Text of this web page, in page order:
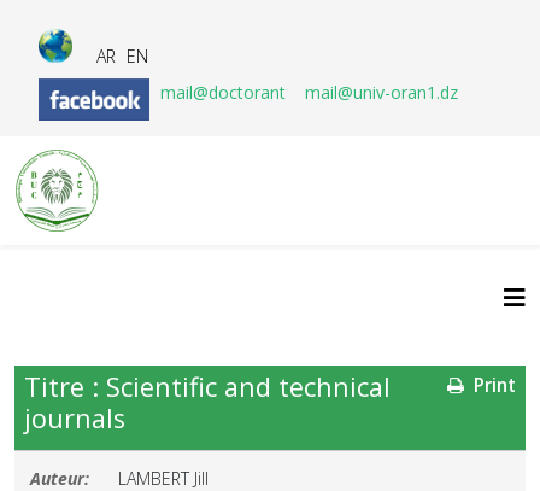
AR EN
mail@doctorant
mail@univ-oran1.dz
Print
Titre : Scientific and technical
journals
Auteur: LAMBERT Jill